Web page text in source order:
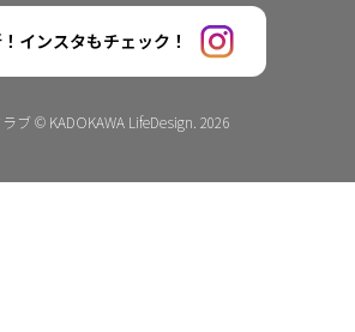
インスタもチェック！
ブ © KADOKAWA LifeDesign. 2026